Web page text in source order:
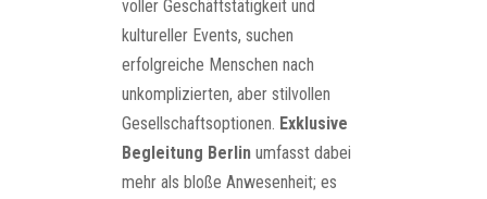
voller Geschäftstätigkeit und
kultureller Events, suchen
erfolgreiche Menschen nach
unkomplizierten, aber stilvollen
Gesellschaftsoptionen. Exklusive
Begleitung Berlin umfasst dabei
mehr als bloße Anwesenheit; es